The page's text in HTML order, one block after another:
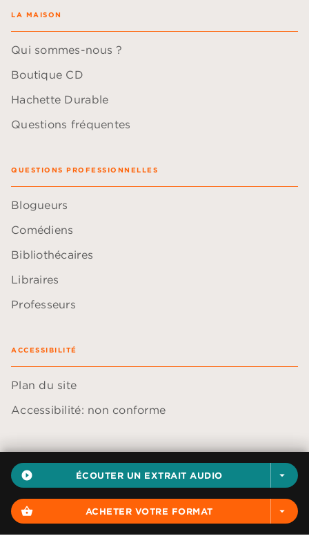
play_circle_filled ÉCOUTER UN EXTRAIT AUDIO arrow_drop_down
shopping_basket ACHETER VOTRE FORMAT arrow_drop_down
LA MAISON
Qui sommes-nous ?
Boutique CD
Hachette Durable
Questions fréquentes
QUESTIONS PROFESSIONNELLES
Blogueurs
Comédiens
Bibliothécaires
Libraires
Professeurs
ACCESSIBILITÉ
Plan du site
Accessibilité: non conforme
Données personnelles
Paramétrer vos cookies
Mentions légales